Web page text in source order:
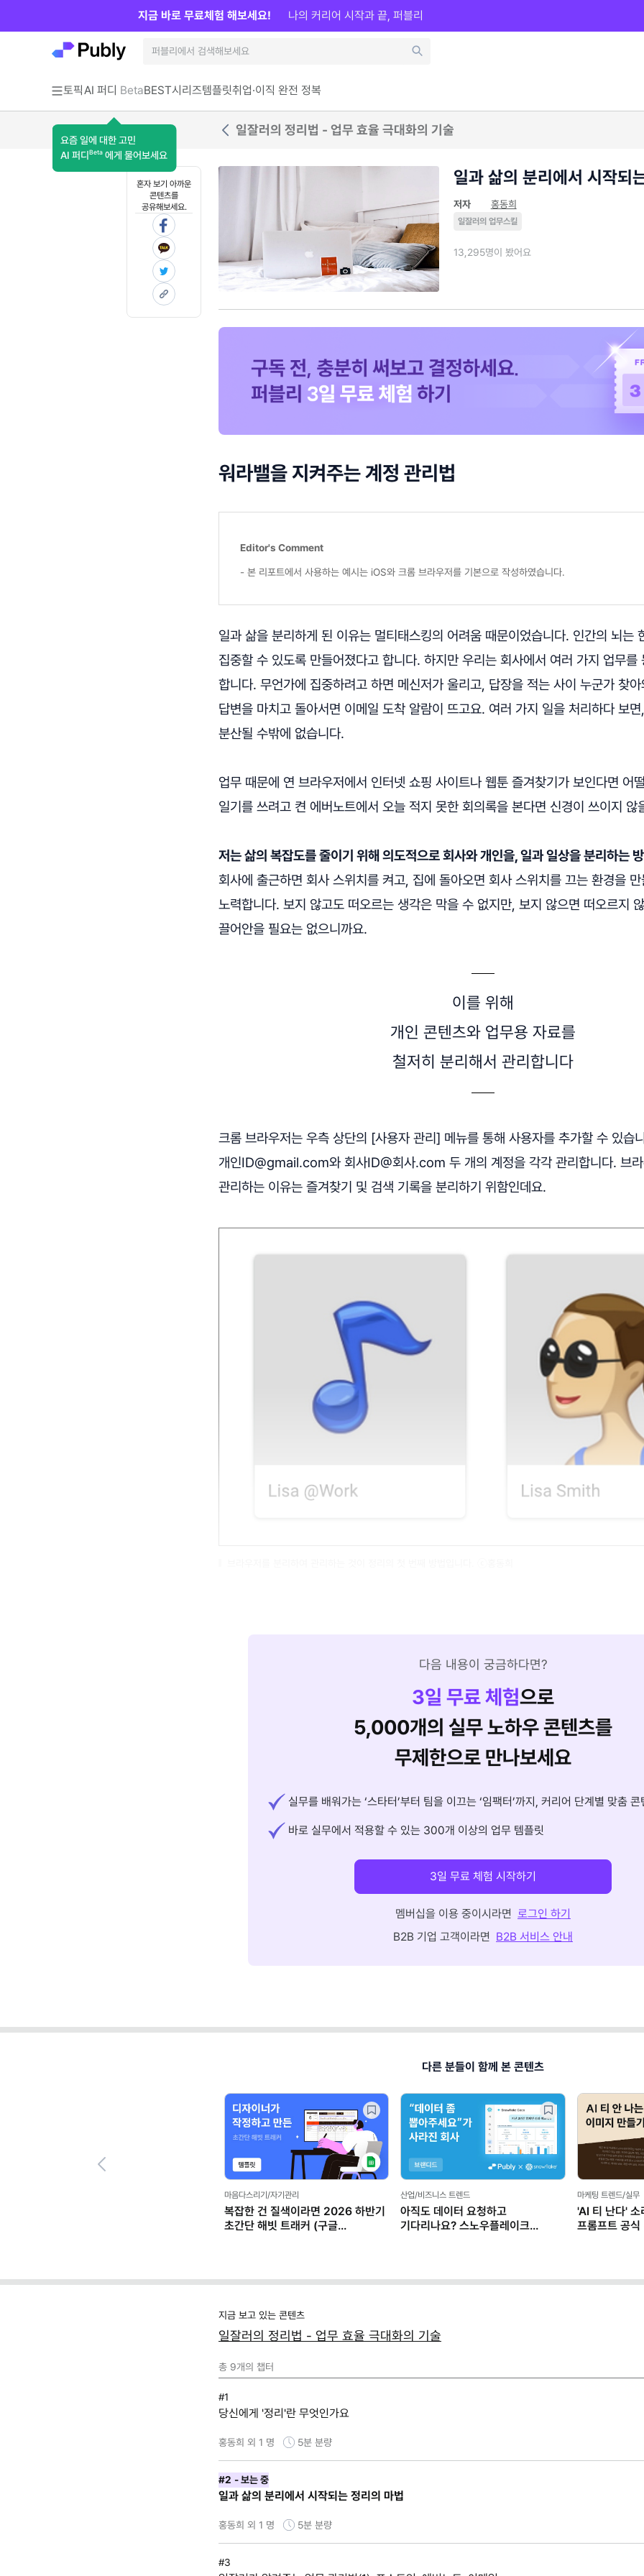
토픽AI 퍼디 Beta
요즘 일에 대한 고민
AI 퍼디 Beta 에게 물어보세요
BEST시리즈템플릿취업·이직 완전 정복
지금 바로 무료체험 해보세요! 나의 커리어 시작과 끝, 퍼블리
일잘러의 정리법 - 업무 효율 극대화의 기술
혼자 보기 아까운
콘텐츠를
공유해보세요.
일과 삶의 분리에서 시작되
저자 홍동희
일잘러의 업무스킬
13,295명이 봤어요
워라밸을 지켜주는 계정 관리법
Editor's Comment
- 본 리포트에서 사용하는 예시는 iOS와 크롬 브라우저를 기본으로 작성하였습니다.
일과 삶을 분리하게 된 이유는 멀티태스킹의 어려움 때문이었습니다. 인간의 뇌는
집중할 수 있도록 만들어졌다고 합니다. 하지만 우리는 회사에서 여러 가지 업무를
합니다. 무언가에 집중하려고 하면 메신저가 울리고, 답장을 적는 사이 누군가 찾
답변을 마치고 돌아서면 이메일 도착 알람이 뜨고요. 여러 가지 일을 처리하다 보면
분산될 수밖에 없습니다.
업무 때문에 연 브라우저에서 인터넷 쇼핑 사이트나 웹툰 즐겨찾기가 보인다면 어
일기를 쓰려고 켠 에버노트에서 오늘 적지 못한 회의록을 본다면 신경이 쓰이지 않
저는 삶의 복잡도를 줄이기 위해 의도적으로 회사와 개인을, 일과 일상을 분리하는
회사에 출근하면 회사 스위치를 켜고, 집에 돌아오면 회사 스위치를 끄는 환경을 만
노력합니다. 보지 않고도 떠오르는 생각은 막을 수 없지만, 보지 않으면 떠오르지
끌어안을 필요는 없으니까요.
이를 위해
개인 콘텐츠와 업무용 자료를
철저히 분리해서 관리합니다
크롬 브라우저는 우측 상단의 [사용자 관리] 메뉴를 통해 사용자를 추가할 수 있습
개인ID@gmail.com와 회사ID@회사.com 두 개의 계정을 각각 관리합니다. 브
관리하는 이유는 즐겨찾기 및 검색 기록을 분리하기 위함인데요.
다음 내용이 궁금하다면?
3일 무료 체험으로
5,000개의 실무 노하우 콘텐츠를
무제한으로 만나보세요
실무를 배워가는 ‘스타터’부터 팀을 이끄는 ‘임팩터’까지, 커리어 단계별 맞춤 콘
바로 실무에서 적용할 수 있는 300개 이상의 업무 템플릿
3일 무료 체험 시작하기
멤버십을 이용 중이시라면 로그인 하기
B2B 기업 고객이라면 B2B 서비스 안내
다른 분들이 함께 본 콘텐츠
마음다스리기/자기관리
복잡한 건 질색이라면 2026 하반기
초간단 해빗 트래커 (구글
산업/비즈니스 트렌드
아직도 데이터 요청하고
기다리나요? 스노우플레이크
마케팅 트렌드/실무
'AI 티 난다' 소
프롬프트 공
지금 보고 있는 콘텐츠
일잘러의 정리법 - 업무 효율 극대화의 기술
총 9개의 챕터
#1
당신에게 '정리'란 무엇인가요
홍동희 외 1 명 5분 분량
#2 - 보는 중
일과 삶의 분리에서 시작되는 정리의 마법
홍동희 외 1 명 5분 분량
#3